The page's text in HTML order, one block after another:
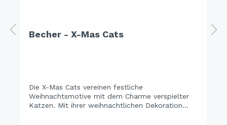
Becher - X-Mas Cats
Die X-Mas Cats vereinen festliche
Weihnachtsmotive mit dem Charme verspielter
Katzen. Mit ihrer weihnachtlichen Dekoration